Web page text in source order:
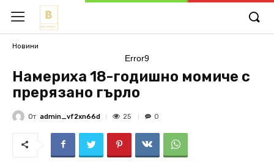
Новини
Error9
Намериха 18-годишно момиче с
прерязано гърло
От admin_vf2xn66d 25 0